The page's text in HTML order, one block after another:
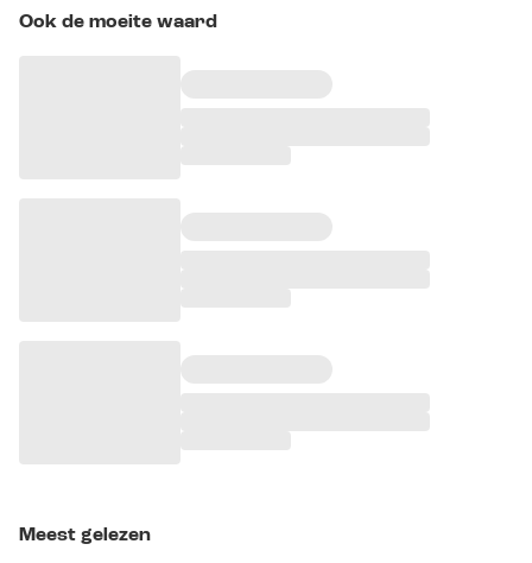
Ook de moeite waard
Meest gelezen